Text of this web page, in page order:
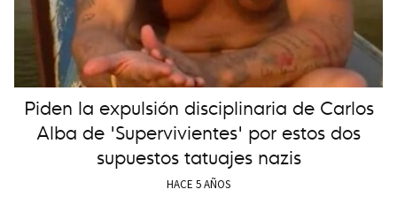
Piden la expulsión disciplinaria de Carlos
Alba de 'Supervivientes' por estos dos
supuestos tatuajes nazis
HACE 5 AÑOS